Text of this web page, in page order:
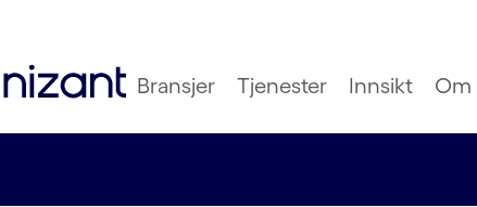
Bransjer Tjenester Innsikt Om